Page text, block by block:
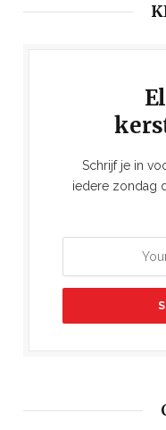
Schrijf je in
iedere zondag